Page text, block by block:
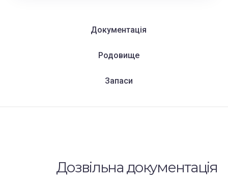
Документація
Родовище
Запаси
Дозвільна документація